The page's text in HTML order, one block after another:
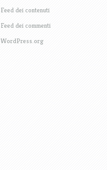
Feed dei contenuti
Feed dei commenti
WordPress.org